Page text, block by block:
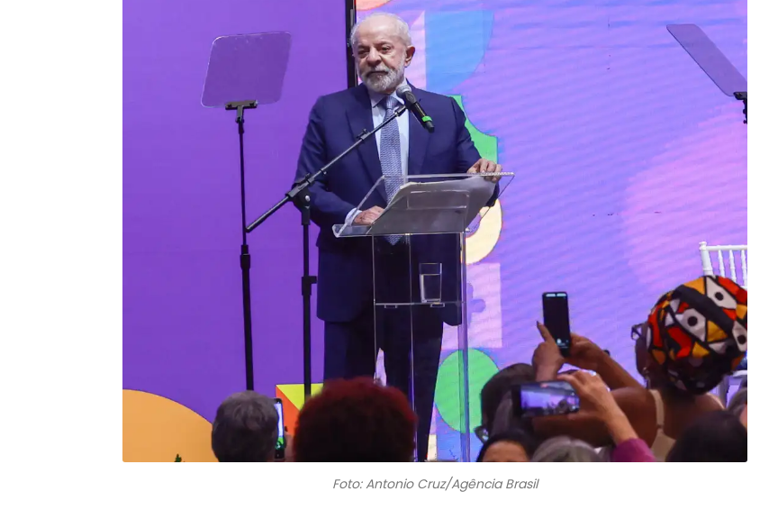
Foto: Antonio Cruz/Agência Brasil